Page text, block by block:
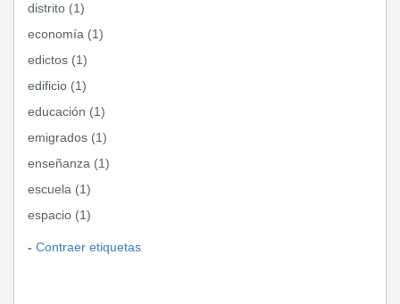
distrito (1)
economía (1)
edictos (1)
edificio (1)
educación (1)
emigrados (1)
enseñanza (1)
escuela (1)
espacio (1)
Contraer etiquetas